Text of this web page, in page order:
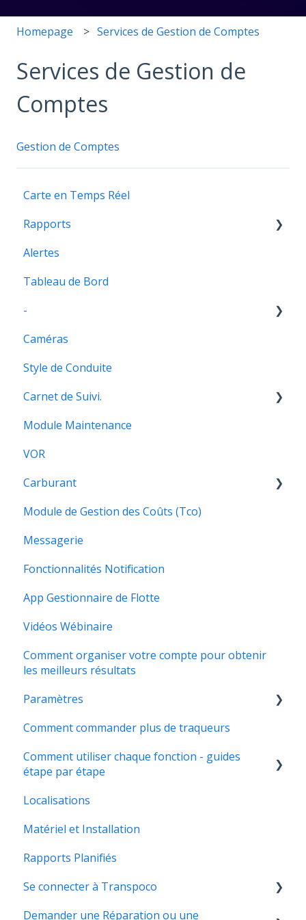
Homepage Services de Gestion de Comptes
Services de Gestion de
Comptes
Gestion de Comptes
Carte en Temps Réel
Rapports
Rapports
Alertes
Tableau de Bord
-
3
Caméras
Style de Conduite
Carnet de Suivi.
Walkaround Checklists
Application Conducteur
Alerts
Module Maintenance
VOR
Carburant
Guides du module carburant
Module de Gestion des Coûts (Tco)
Messagerie
Fonctionnalités Notification
App Gestionnaire de Flotte
Vidéos Wébinaire
Comment organiser votre compte pour obtenir
les meilleurs résultats
Paramètres
Garage
Comment commander plus de traqueurs
Comment utiliser chaque fonction - guides
étape par étape
Utilisateurs et autorisations
Module Carnet de suivi
Module Maintenance
Module Messagerie
Planification des Rapports
Localisations
Matériel et Installation
Rapports Planifiés
Se connecter à Transpoco
Se connecter à Transpoco
Demander une Réparation ou une